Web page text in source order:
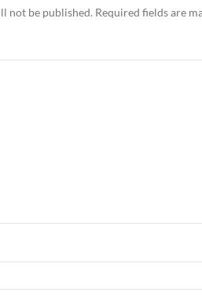
not be published. Required fields are